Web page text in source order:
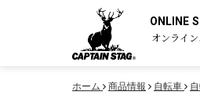
ONLINE
オンライ
ホーム 商品情報 自転車